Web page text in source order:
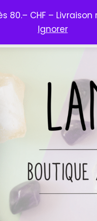
80.– CHF –
Ignorer
✨ NOUVEAUTÉS